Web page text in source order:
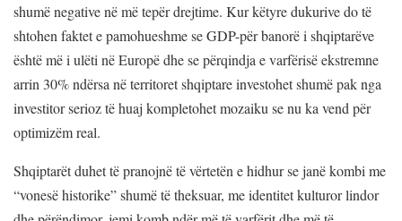
shumë negative në më tepër drejtime. Kur këtyre dukurive do të
shtohen faktet e pamohueshme se GDP-për banorë i shqiptarëve
është më i ulëti në Europë dhe se përqindja e varfërisë ekstremne
arrin 30% ndërsa në territoret shqiptare investohet shumë pak nga
investitor serioz të huaj kompletohet mozaiku se nu ka vend për
optimizëm real.
Shqiptarët duhet të pranojnë të vërtetën e hidhur se janë kombi me
“vonesë historike” shumë të theksuar, me identitet kulturor lindor